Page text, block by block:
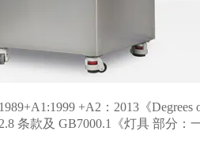
+A2：2013《Degrees
条款及 GB7000.1《灯具 部分：